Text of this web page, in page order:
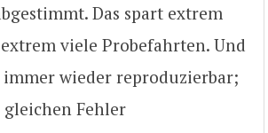
Das spart extrem
viele Probefahrten. Und
immer wieder reproduzierbar;
Fehler